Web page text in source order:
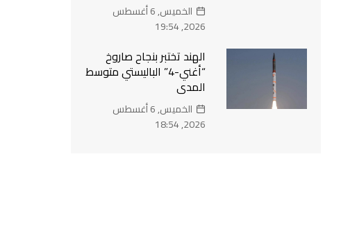
الخميس, 6 أغسطس
2026, 19:54
الهند تختبر بنجاح صاروخ
“أغني-4” الباليستي متوسط
المدى
الخميس, 6 أغسطس
2026, 18:54